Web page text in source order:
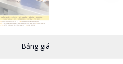
Bảng giá